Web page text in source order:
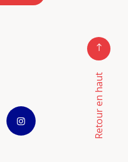
Retour en haut